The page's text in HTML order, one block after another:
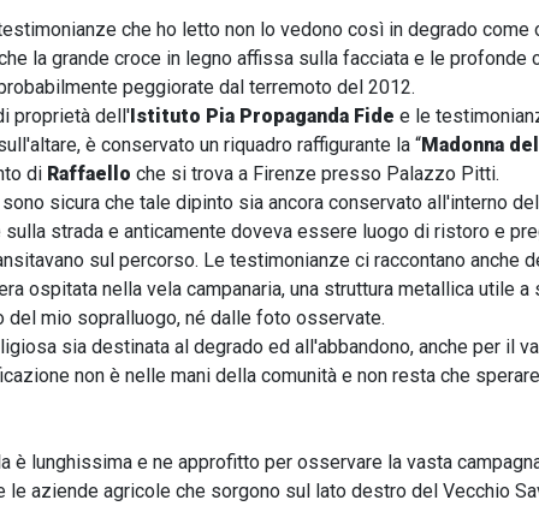
che ho letto non lo vedono così in degrado come
la grande croce in legno affissa sulla facciata e le profonde
peggiorate dal terremoto del 2012.
proprietà dell'Istituto Pia Propaganda Fide e le
è conservato un riquadro raffigurante la “Madonna
di Raffaello che si trova a Firenze presso Palazzo Pitti.
sono sicura che tale dipinto sia ancora conservato all'interno
strada e anticamente doveva essere luogo di ristoro e
sul percorso. Le testimonianze ci raccontano anche
ospitata nella vela campanaria, una struttura metallica utile
del mio sopralluogo, né dalle foto osservate.
sia destinata al degrado ed all'abbandono, anche per il
non è nelle mani della comunità e non resta che
è lunghissima e ne approfitto per osservare la vasta
aziende agricole che sorgono sul lato destro del Vecchio